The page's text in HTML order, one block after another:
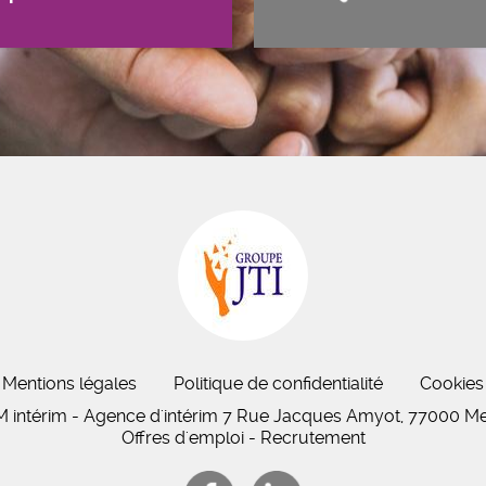
Mentions légales Politique de confidentialité
Cookies
intérim - Agence d'intérim 7 Rue Jacques Amyot, 77000
Offres d'emploi - Recrutement